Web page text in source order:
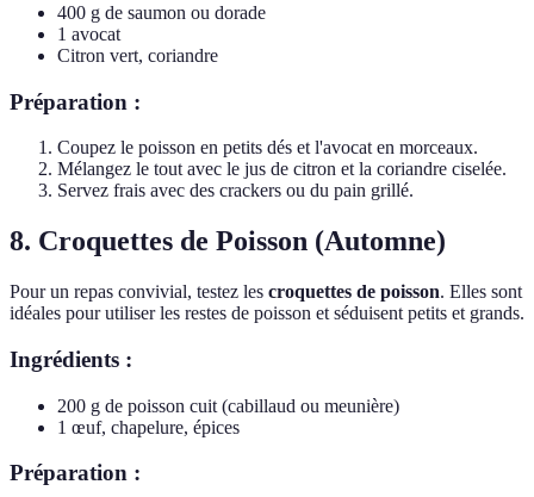
400 g de saumon ou dorade
1 avocat
Citron vert, coriandre
Préparation :
Coupez le poisson en petits dés et l'avocat en morceaux.
Mélangez le tout avec le jus de citron et la coriandre ciselée.
Servez frais avec des crackers ou du pain grillé.
8. Croquettes de Poisson (Automne)
Pour un repas convivial, testez les croquettes de poisson. Elles sont
idéales pour utiliser les restes de poisson et séduisent petits et grands.
Ingrédients :
200 g de poisson cuit (cabillaud ou meunière)
1 œuf, chapelure, épices
Préparation :